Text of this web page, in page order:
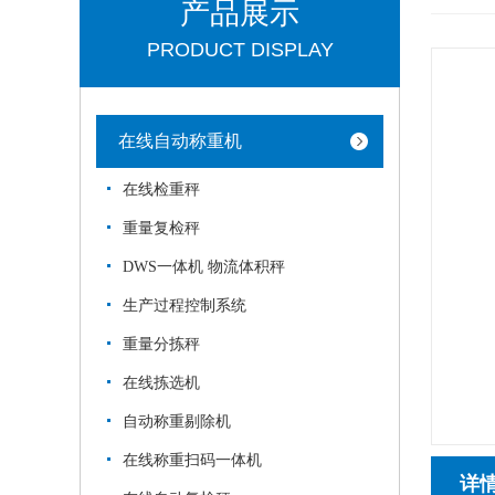
产品展示
PRODUCT DISPLAY
在线自动称重机
在线检重秤
重量复检秤
DWS一体机 物流体积秤
生产过程控制系统
重量分拣秤
在线拣选机
自动称重剔除机
在线称重扫码一体机
详